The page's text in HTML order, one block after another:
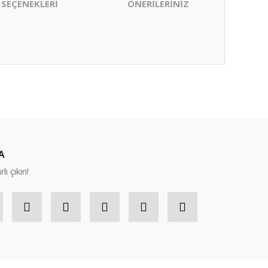
ÖNERİLERİNİZ
çıkın!